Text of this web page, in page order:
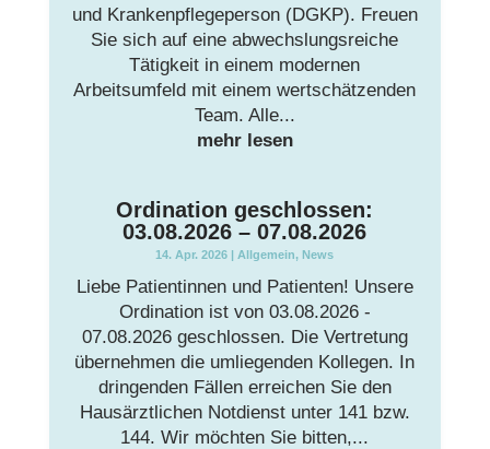
und Krankenpflegeperson (DGKP). Freuen
Sie sich auf eine abwechslungsreiche
Tätigkeit in einem modernen
Arbeitsumfeld mit einem wertschätzenden
Team. Alle...
mehr lesen
Ordination geschlossen:
03.08.2026 – 07.08.2026
14. Apr. 2026 | Allgemein,News
Liebe Patientinnen und Patienten! Unsere
Ordination ist von 03.08.2026 -
07.08.2026 geschlossen. Die Vertretung
übernehmen die umliegenden Kollegen. In
dringenden Fällen erreichen Sie den
Hausärztlichen Notdienst unter 141 bzw.
144. Wir möchten Sie bitten,...